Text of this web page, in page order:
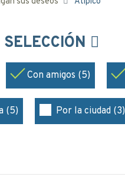
Con amigos (5)
(5) Por la ciudad (3)